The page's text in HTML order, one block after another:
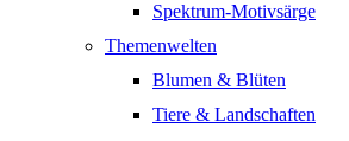
Spektrum-Motivsärge
Themenwelten
Blumen & Blüten
Tiere & Landschaften